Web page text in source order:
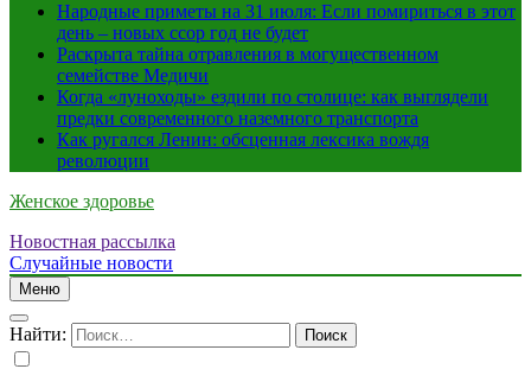
Народные приметы на 31 июля: Если помириться в этот
день – новых ссор год не будет
Раскрыта тайна отравления в могущественном
семействе Медичи
Когда «луноходы» ездили по столице: как выглядели
предки современного наземного транспорта
Как ругался Ленин: обсценная лексика вождя
революции
Женское здоровье
Новостная рассылка
Случайные новости
Меню
Найти: